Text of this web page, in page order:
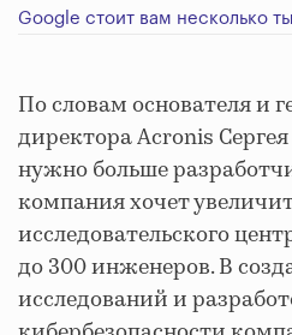
Google стоит вам несколько
По словам основателя и
директора Acronis
нужно больше
компания хочет
исследовательского
до 300 инженеров. В
исследований и